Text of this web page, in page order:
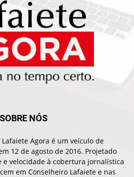
SOBRE NÓS
Agora é um veículo de
12 de agosto de 2016. Projetado
velocidade à cobertura jornalística
em Conselheiro Lafaiete e nas